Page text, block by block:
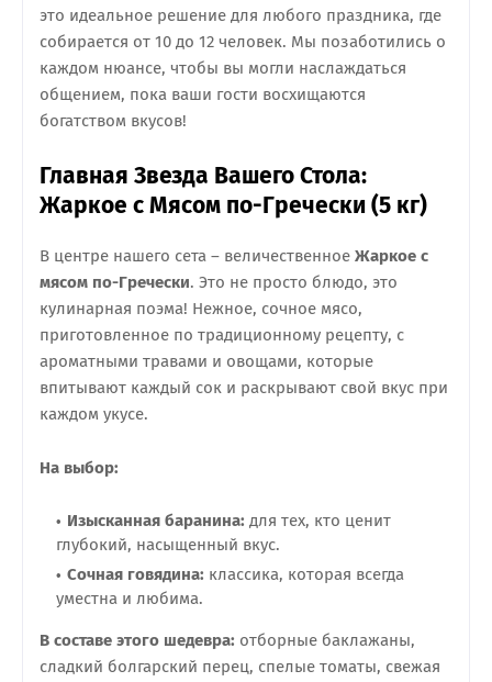
это идеальное решение для любого праздника, где
собирается от 10 до 12 человек. Мы позаботились о
каждом нюансе, чтобы вы могли наслаждаться
общением, пока ваши гости восхищаются
богатством вкусов!
Главная Звезда Вашего Стола:
Жаркое с Мясом по-Гречески (5 кг)
В центре нашего сета – величественное Жаркое с
мясом по-Гречески. Это не просто блюдо, это
кулинарная поэма! Нежное, сочное мясо,
приготовленное по традиционному рецепту, с
ароматными травами и овощами, которые
впитывают каждый сок и раскрывают свой вкус при
каждом укусе.
На выбор:
Изысканная баранина: для тех, кто ценит
глубокий, насыщенный вкус.
Сочная говядина: классика, которая всегда
уместна и любима.
В составе этого шедевра: отборные баклажаны,
сладкий болгарский перец, спелые томаты, свежая